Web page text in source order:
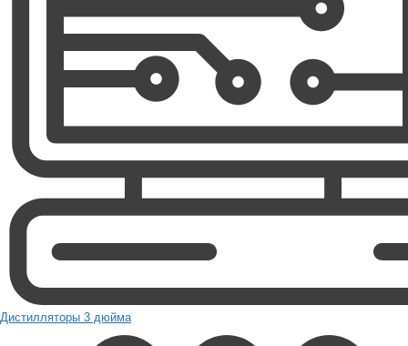
Дистилляторы 3 дюйма